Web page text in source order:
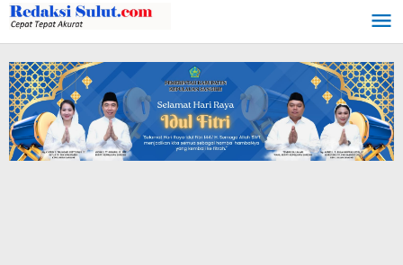
Lewati
ke
konten